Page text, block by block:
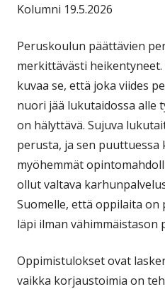
Kolumni 19.5.2026
Peruskoulun päättävien
merkittävästi
kuvaa se, että joka viides
nuori jää lukutaidossa alle
on hälyttävä. Sujuva
perusta, ja sen
myöhemmät
ollut valtava
Suomelle, että oppilaita
läpi ilman vähimmäistason
Oppimistulokset ovat
vaikka korjaustoimia on